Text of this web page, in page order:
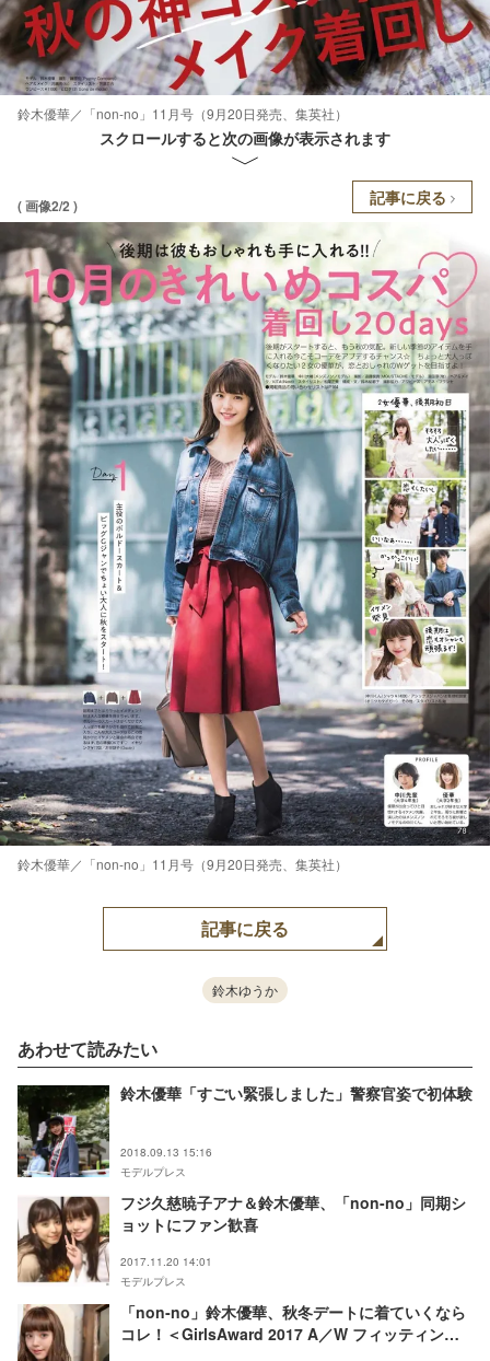
鈴木優華／「non-no」11月号（9月20日発売、集英社）
スクロールすると次の画像が表示されます
( 画像2/2 ) 記事に戻る
鈴木優華／「non-no」11月号（9月20日発売、集英社）
記事に戻る
鈴木ゆうか
あわせて読みたい
鈴木優華「すごい緊張しました」警察官姿で初体験
2018.09.13 15:16
モデルプレス
フジ久慈暁子アナ＆鈴木優華、「non-no」同期シ
ョットにファン歓喜
2017.11.20 14:01
モデルプレス
「non‐no」鈴木優華、秋冬デートに着ていくなら
コレ！＜GirlsAward 2017 A／W フィッティング